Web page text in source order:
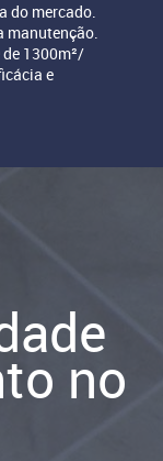
do mercado.
manutenção.
1300m²/
e
no